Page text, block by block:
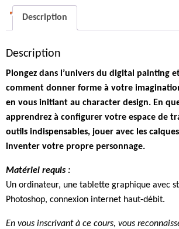
Photoshop
Description
Description
Plongez dans l’univers du digital painting
comment donner forme à votre
en vous initiant au character design. En
apprendrez à configurer votre espace de
outils indispensables, jouer avec les
inventer votre propre personnage.
Matériel requis :
Un ordinateur, une tablette graphique avec
Photoshop, connexion internet haut-débit.
En vous inscrivant à ce cours, vous